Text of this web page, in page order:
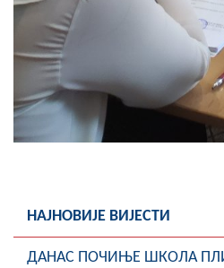
НАЈНОВИЈЕ ВИЈЕСТИ
ДАНАС ПОЧИЊЕ ШКОЛА